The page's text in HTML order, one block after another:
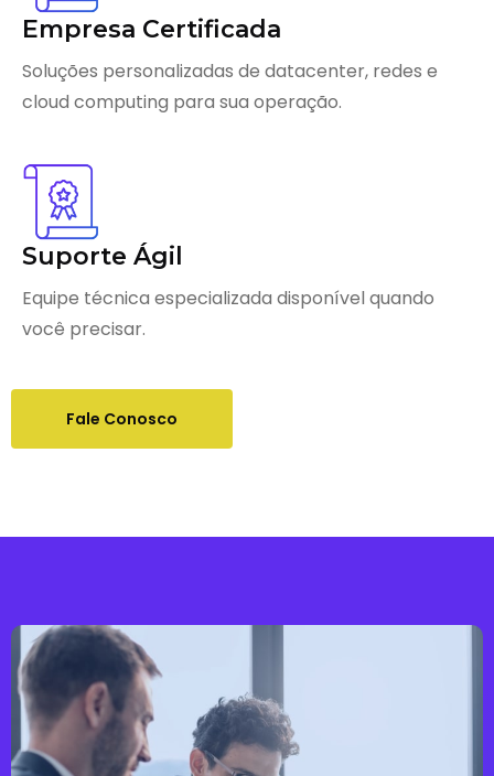
Empresa Certificada
Soluções personalizadas de datacenter, redes e
cloud computing para sua operação.
Suporte Ágil
Equipe técnica especializada disponível quando
você precisar.
Fale Conosco